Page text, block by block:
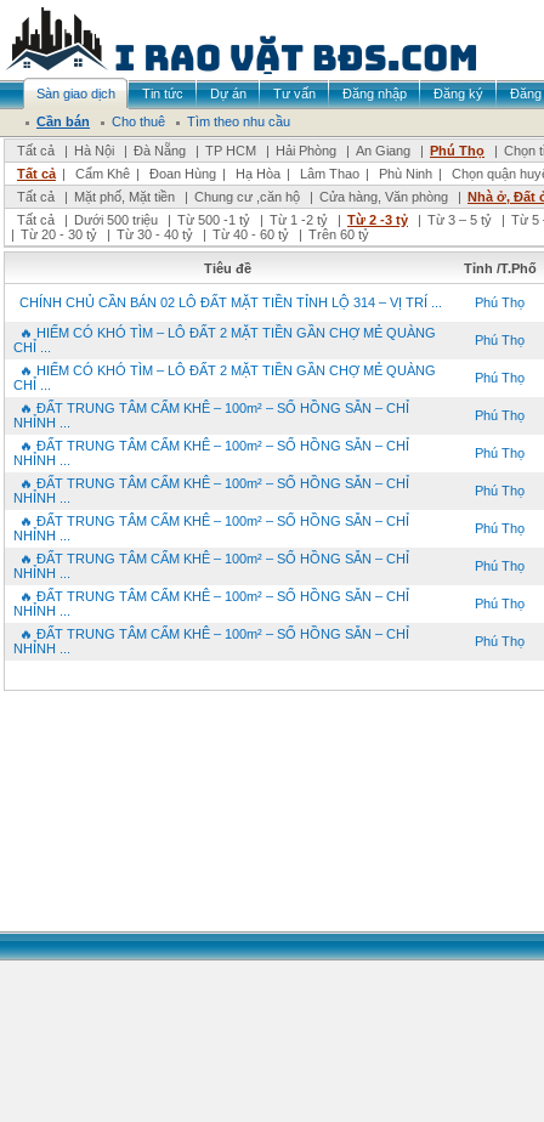
Sàn giao dịch Tin tức Dự án Tư vấn Đăng nhập Đăng ký
Đăng
Cần bán
Cho thuê
Tìm theo nhu cầu
Tất cả
| Hà Nội | Đà Nẵng | TP HCM | Hải Phòng | An Giang | Phú Thọ | Chọn
Tất cả | Cẩm Khê | Đoan Hùng | Hạ Hòa | Lâm Thao | Phù Ninh |
Chọn quận
Tất cả
| Mặt phố, Mặt tiền | Chung cư ,căn hộ | Cửa hàng, Văn phòng | Nhà ở, Đất
Tất cả
| Dưới 500 triệu | Từ 500 -1 tỷ | Từ 1 -2 tỷ | Từ 2 -3 tỷ | Từ 3 – 5 tỷ | Từ 5
| Từ 20 - 30 tỷ | Từ 30 - 40 tỷ | Từ 40 - 60 tỷ | Trên 60 tỷ
Tiêu đề Tỉnh /T.Phố
CHÍNH CHỦ CẦN BÁN 02 LÔ ĐẤT MẶT TIỀN TỈNH LỘ 314 – VỊ TRÍ ... Phú Thọ
🔥 HIẾM CÓ KHÓ TÌM – LÔ ĐẤT 2 MẶT TIỀN GẦN CHỢ MẺ QUÀNG
CHỈ ...
Phú Thọ
🔥 HIẾM CÓ KHÓ TÌM – LÔ ĐẤT 2 MẶT TIỀN GẦN CHỢ MẺ QUÀNG
CHỈ ...
Phú Thọ
🔥 ĐẤT TRUNG TÂM CẨM KHÊ – 100m² – SỔ HỒNG SẴN – CHỈ
NHỈNH ...
Phú Thọ
🔥 ĐẤT TRUNG TÂM CẨM KHÊ – 100m² – SỔ HỒNG SẴN – CHỈ
NHỈNH ...
Phú Thọ
🔥 ĐẤT TRUNG TÂM CẨM KHÊ – 100m² – SỔ HỒNG SẴN – CHỈ
NHỈNH ...
Phú Thọ
🔥 ĐẤT TRUNG TÂM CẨM KHÊ – 100m² – SỔ HỒNG SẴN – CHỈ
NHỈNH ...
Phú Thọ
🔥 ĐẤT TRUNG TÂM CẨM KHÊ – 100m² – SỔ HỒNG SẴN – CHỈ
NHỈNH ...
Phú Thọ
🔥 ĐẤT TRUNG TÂM CẨM KHÊ – 100m² – SỔ HỒNG SẴN – CHỈ
NHỈNH ...
Phú Thọ
🔥 ĐẤT TRUNG TÂM CẨM KHÊ – 100m² – SỔ HỒNG SẴN – CHỈ
NHỈNH ...
Phú Thọ